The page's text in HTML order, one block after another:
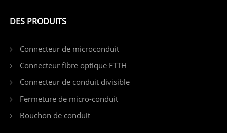
DES PRODUITS
Connecteur de microconduit
Connecteur fibre optique FTTH
Connecteur de conduit divisible
Fermeture de micro-conduit
Bouchon de conduit